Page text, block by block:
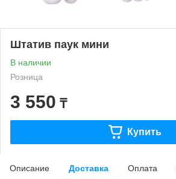
Штатив паук мини
В наличии
Розница
3 550 ₸
Купить
Описание Доставка Оплата